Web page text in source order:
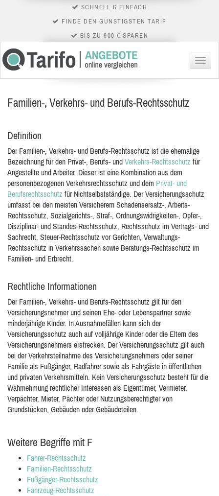
SCHNELL & EINFACH
FINDE DEN GÜNSTIGSTEN TARIF
BIS ZU 900 € SPAREN
Menü
Familien-, Verkehrs- und Berufs-Rechtsschutz
Definition
Der Familien-, Verkehrs- und Berufs-Rechtsschutz ist die ehemalige
Bezeichnung für den Privat-, Berufs- und Verkehrs-Rechtsschutz für
Angestellte und Arbeiter. Dieser ist eine Kombination aus dem
personenbezogenen Verkehrsrechtsschutz und dem Privat- und
Berufsrechtsschutz für Nichtselbstständige. Der Versicherungsschutz
umfasst bei den meisten Versicherern Schadensersatz-, Arbeits-
Rechtsschutz, Sozialgerichts-, Straf-, Ordnungswidrigkeiten-, Opfer-,
Disziplinar- und Standes-Rechtsschutz, Rechtsschutz im Vertrags- und
Sachrecht, Steuer-Rechtsschutz vor Gerichten, Verwaltungs-
Rechtsschutz in Verkehrssachen sowie Beratungs-Rechtsschutz im
Familien- und Erbrecht.
Rechtliche Informationen
Der Familien-, Verkehrs- und Berufs-Rechtsschutz gilt für den
Versicherungsnehmer und seinen Ehe- oder Lebenspartner sowie
minderjährige Kinder. In Ausnahmefällen kann sich der
Versicherungsschutz auch auf volljährige Kinder oder die Eltern des
Versicherungsnehmers erstrecken. Der Versicherungsschutz gilt auch
bei der Verkehrsteilnahme des Versicherungsnehmers oder seiner
Familie als Fußgänger, Radfahrer sowie als Fahrgäste in öffentlichen
und privaten Verkehrsmitteln. Kein Versicherungsschutz besteht für die
Wahrnehmung rechtlicher Interessen als Eigentümer, Vermieter,
Verpächter, Mieter, Pächter oder Nutzungsberechtigter von
Grundstücken, Gebäuden oder Gebäudeteilen.
Weitere Begriffe mit F
Fahrer-Rechtsschutz
Familien-Rechtsschutz
Fußgänger-Rechtsschutz
Fahrzeug-Rechtsschutz